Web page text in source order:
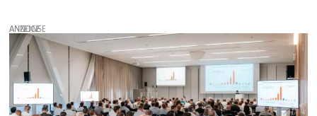
ANZEIGE